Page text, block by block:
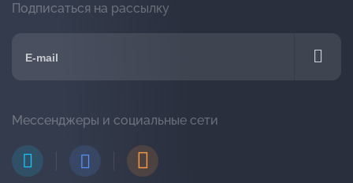
Подписаться на рассылку
Мессенджеры и социальные сети